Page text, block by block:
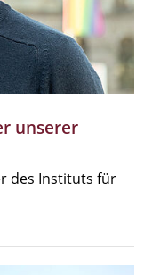
unserer
des Instituts für